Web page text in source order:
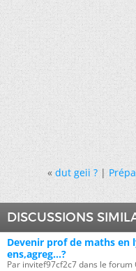
« dut geii ?|
DISCUSSIONS
Devenir prof de maths en
ens,agreg...?
Par invitef97cf2c7 dans le forum